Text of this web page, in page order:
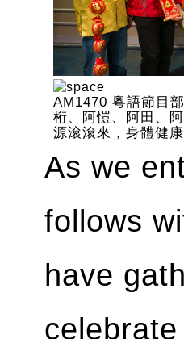
AM1470 粵語節目
桁、阿愷、阿田、
源滾滾來，身體健
As we
follows
have